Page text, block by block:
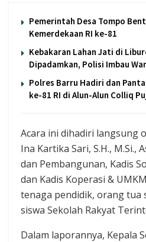
Pemerintah Desa Tompo
Kemerdekaan RI ke-81
Kebakaran Lahan Jati di
Dipadamkan, Polisi Imbau
Polres Barru Hadiri dan
ke-81 RI di Alun-Alun Colliq
Acara ini dihadiri langsung
Ina Kartika Sari, S.H., M.Si.,
dan Pembangunan, Kadis
dan Kadis Koperasi &
tenaga pendidik, orang tua
siswa Sekolah Rakyat
Dalam laporannya, Kepala